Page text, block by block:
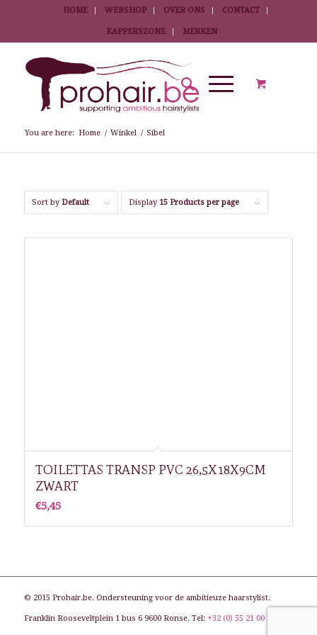
HOME WEBSHOP OVER ONS CONTACT
KAPPERSZONE MERKEN
You are here: Home / Winkel / Sibel
Sort byDefault Display 15 Products per page
TOILETTAS TRANSP PVC 26,5X18X9CM
ZWART
€5,45
© 2015 Prohair.be. Ondersteuning voor de ambitieuze haarstylist.
Franklin Rooseveltplein 1 bus 6 9600 Ronse. Tel: +32 (0) 55 21 00 31